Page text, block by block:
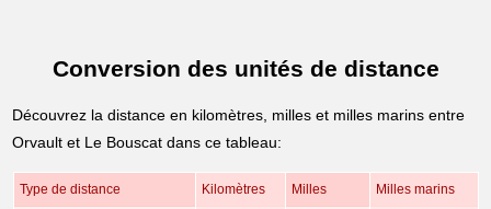
Conversion des unités de distance
Découvrez la distance en kilomètres, milles et milles marins entre
Orvault et Le Bouscat dans ce tableau:
Type de distance Kilomètres Milles Milles marins